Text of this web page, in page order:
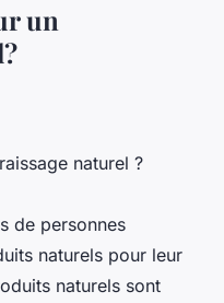
un
naturel ?
de personnes
naturels pour leur
naturels sont